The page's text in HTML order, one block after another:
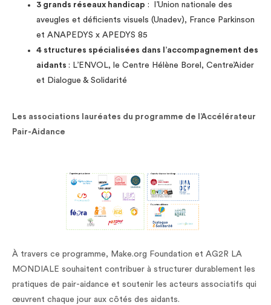
3 grands réseaux handicap : l’Union nationale des
aveugles et déficients visuels (Unadev), France Parkinson
et ANAPEDYS x APEDYS 85
4 structures spécialisées dans l’accompagnement des
aidants : L’ENVOL, le Centre Hélène Borel, Centre’Aider
et Dialogue & Solidarité
Les associations lauréates du programme de l’Accélérateur
Pair-Aidance
À travers ce programme, Make.org Foundation et AG2R LA
MONDIALE souhaitent contribuer à structurer durablement les
pratiques de pair-aidance et soutenir les acteurs associatifs qui
œuvrent chaque jour aux côtés des aidants.